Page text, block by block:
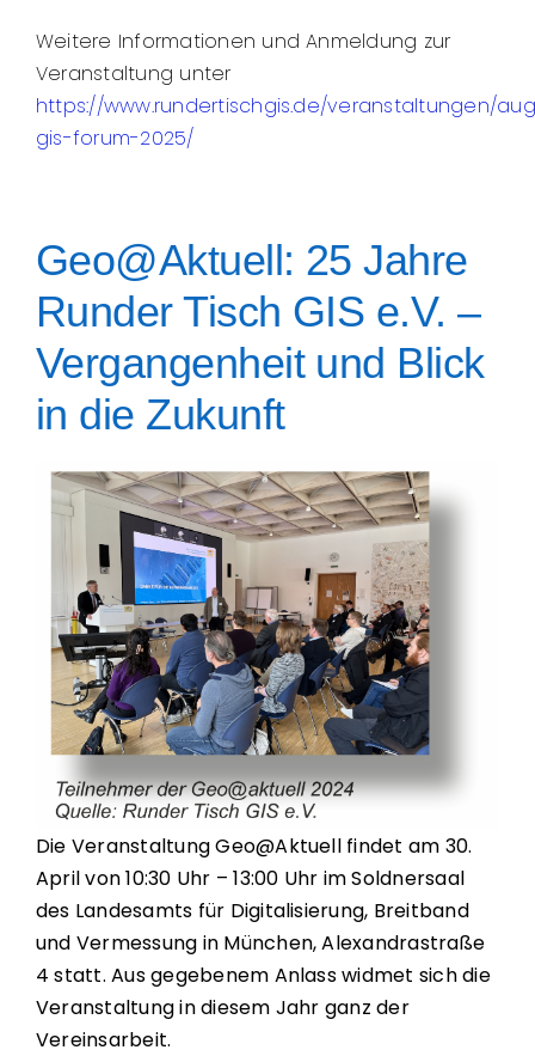
Weitere Informationen und Anmeldung zur
Veranstaltung unter
https://www.rundertischgis.de/veranstaltungen/
gis-forum-2025/
Geo@Aktuell: 25 Jahre
Runder Tisch GIS e.V. –
Vergangenheit und Blick
in die Zukunft
Die Veranstaltung Geo@Aktuell findet am 30.
April von 10:30 Uhr – 13:00 Uhr im Soldnersaal
des Landesamts für Digitalisierung, Breitband
und Vermessung in München, Alexandrastraße
4 statt. Aus gegebenem Anlass widmet sich die
Veranstaltung in diesem Jahr ganz der
Vereinsarbeit.